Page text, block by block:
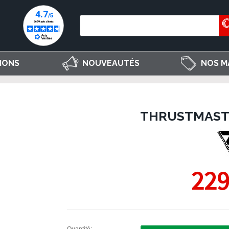
NOUVEAUTÉS NOS